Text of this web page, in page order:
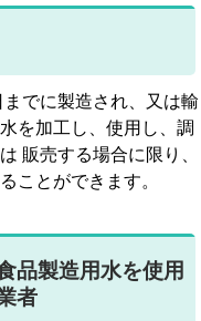
でに製造され、又は輸
を加工し、使用し、調
販売する場合に限り、
ことができます。
品製造用水を使用
者